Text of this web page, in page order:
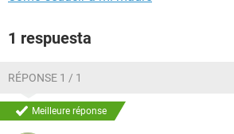
1 respuesta
RÉPONSE 1 / 1
Meilleure réponse